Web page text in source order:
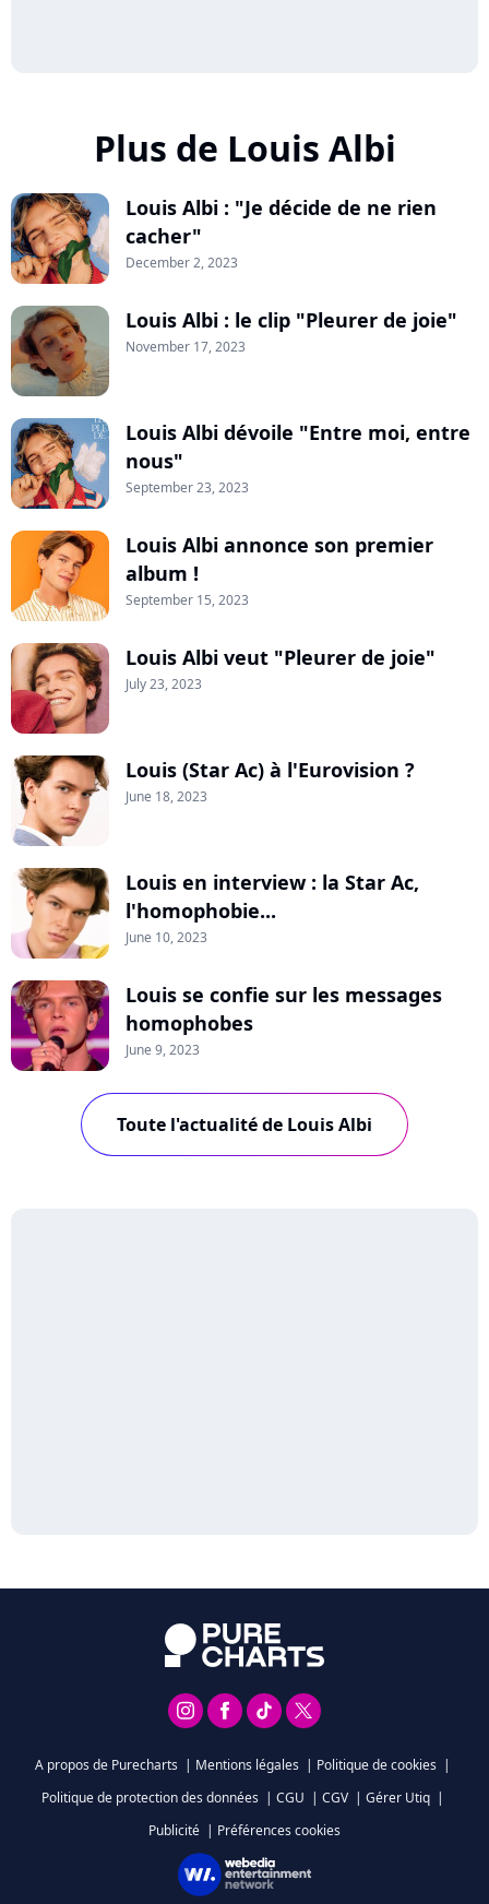
Plus de Louis Albi
Louis Albi : "Je décide de ne rien
cacher"
December 2, 2023
Louis Albi : le clip "Pleurer de joie"
November 17, 2023
Louis Albi dévoile "Entre moi, entre
nous"
September 23, 2023
Louis Albi annonce son premier
album !
September 15, 2023
Louis Albi veut "Pleurer de joie"
July 23, 2023
Louis (Star Ac) à l'Eurovision ?
June 18, 2023
Louis en interview : la Star Ac,
l'homophobie...
June 10, 2023
Louis se confie sur les messages
homophobes
June 9, 2023
Toute l'actualité de Louis Albi
A propos de Purecharts | Mentions légales | Politique de cookies |
Politique de protection des données | CGU | CGV | Gérer Utiq |
Publicité | Préférences cookies